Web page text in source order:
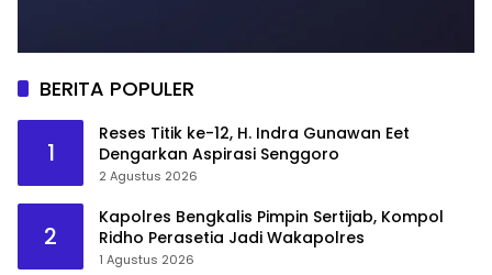
BERITA POPULER
1
Reses Titik ke-12, H. Indra Gunawan Eet
Dengarkan Aspirasi Senggoro
2 Agustus 2026
2
Kapolres Bengkalis Pimpin Sertijab, Kompol
Ridho Perasetia Jadi Wakapolres
1 Agustus 2026